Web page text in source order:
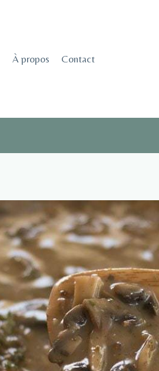
À propos Contact